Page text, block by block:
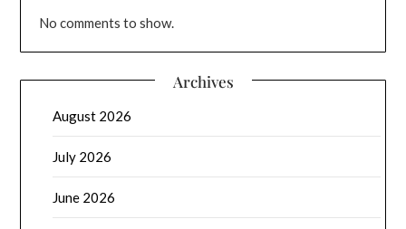
No comments to show.
Archives
August 2026
July 2026
June 2026